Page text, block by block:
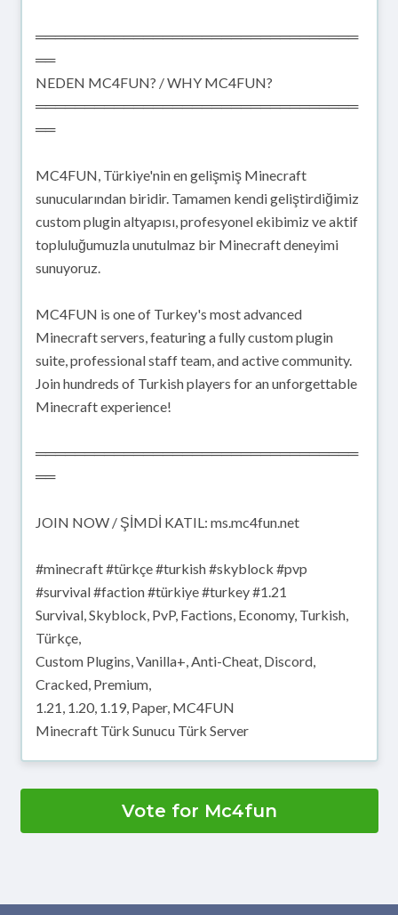
═════════════════════════════════
══
NEDEN MC4FUN? / WHY MC4FUN?
═════════════════════════════════
══
MC4FUN, Türkiye'nin en gelişmiş Minecraft
sunucularından biridir. Tamamen kendi geliştirdiğimiz
custom plugin altyapısı, profesyonel ekibimiz ve aktif
topluluğumuzla unutulmaz bir Minecraft deneyimi
sunuyoruz.
MC4FUN is one of Turkey's most advanced
Minecraft servers, featuring a fully custom plugin
suite, professional staff team, and active community.
Join hundreds of Turkish players for an unforgettable
Minecraft experience!
═════════════════════════════════
══
JOIN NOW / ŞİMDİ KATIL: ms.mc4fun.net
#minecraft #türkçe #turkish #skyblock #pvp
#survival #faction #türkiye #turkey #1.21
Survival, Skyblock, PvP, Factions, Economy, Turkish,
Türkçe,
Custom Plugins, Vanilla+, Anti-Cheat, Discord,
Cracked, Premium,
1.21, 1.20, 1.19, Paper, MC4FUN
Minecraft Türk Sunucu Türk Server
Vote for Mc4fun